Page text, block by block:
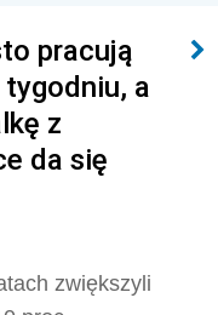
pracują
a
z
da się
zwiększyli